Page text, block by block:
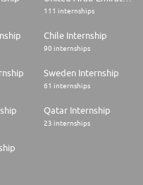
prioriser ;
du travail en transverse.
de réseaux sociaux
111 internships
Chile Internship
90 internships
Sweden Internship
61 internships
Qatar Internship
23 internships